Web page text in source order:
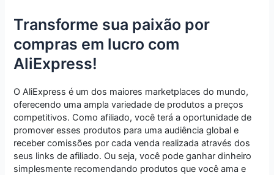
Transforme sua paixão por
compras em lucro com
AliExpress!
O AliExpress é um dos maiores marketplaces do mundo,
oferecendo uma ampla variedade de produtos a preços
competitivos. Como afiliado, você terá a oportunidade de
promover esses produtos para uma audiência global e
receber comissões por cada venda realizada através dos
seus links de afiliado. Ou seja, você pode ganhar dinheiro
simplesmente recomendando produtos que você ama e